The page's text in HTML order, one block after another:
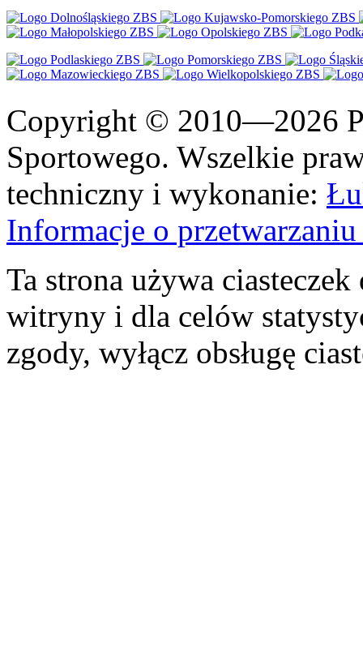
Copyright © 2010—2026
Sportowego. Wszelkie
techniczny i wykonanie:
Informacje o
Ta strona używa
witryny i dla celów
zgody, wyłącz obsługę